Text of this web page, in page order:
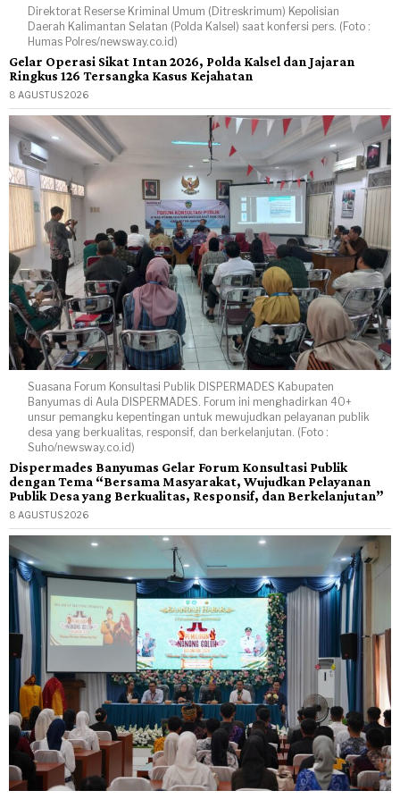
Direktorat Reserse Kriminal Umum (Ditreskrimum) Kepolisian
Daerah Kalimantan Selatan (Polda Kalsel) saat konfersi pers. (Foto :
Humas Polres/newsway.co.id)
Gelar Operasi Sikat Intan 2026, Polda Kalsel dan Jajaran
Ringkus 126 Tersangka Kasus Kejahatan
8 AGUSTUS 2026
Suasana Forum Konsultasi Publik DISPERMADES Kabupaten
Banyumas di Aula DISPERMADES. Forum ini menghadirkan 40+
unsur pemangku kepentingan untuk mewujudkan pelayanan publik
desa yang berkualitas, responsif, dan berkelanjutan. (Foto :
Suho/newsway.co.id)
Dispermades Banyumas Gelar Forum Konsultasi Publik
dengan Tema “Bersama Masyarakat, Wujudkan Pelayanan
Publik Desa yang Berkualitas, Responsif, dan Berkelanjutan”
8 AGUSTUS 2026